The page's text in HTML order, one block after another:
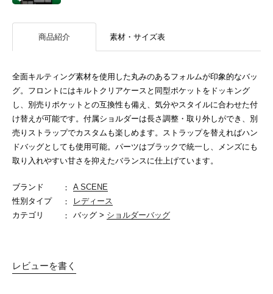
商品紹介 素材・サイズ表
全面キルティング素材を使用した丸みのあるフォルムが印象的なバッ
グ。フロントにはキルトクリアケースと同型ポケットをドッキング
し、別売りポケットとの互換性も備え、気分やスタイルに合わせた付
け替えが可能です。付属ショルダーは長さ調整・取り外しができ、別
売りストラップでカスタムも楽しめます。ストラップを替えればハン
ドバッグとしても使用可能。パーツはブラックで統一し、メンズにも
取り入れやすい甘さを抑えたバランスに仕上げています。
ブランド
A SCENE
性別タイプ
レディース
カテゴリ
バッグ > ショルダーバッグ
レビューを書く